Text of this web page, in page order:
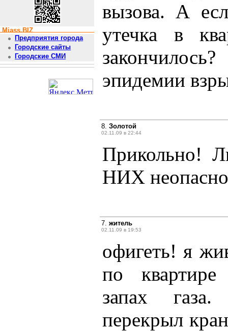
Miass.BIZ
Предприятия города
Городские сайты
Городские СМИ
вызова. А
утечка в
эпидемии
8. Золотой
02.11.09 в 22:44
Прикольно!
НИХ
7. житель
02.11.09 в 19:53
офигеть! я
по квартире
запах
перекрыл